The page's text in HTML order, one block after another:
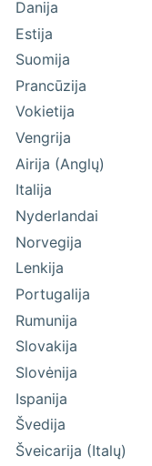
Danija
Estija
Suomija
Prancūzija
Vokietija
Vengrija
Airija (Anglų)
Italija
Nyderlandai
Norvegija
Lenkija
Portugalija
Rumunija
Slovakija
Slovėnija
Ispanija
Švedija
Šveicarija (Italų)